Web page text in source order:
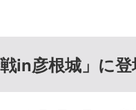
in彦根城」に